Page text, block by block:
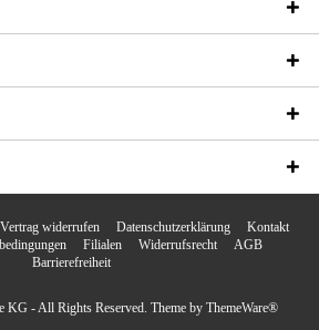
Vertrag widerrufen Datenschutzerklärung
Kontakt
Filialen Widerrufsrecht
AGB
Barrierefreiheit
KG - All Rights Reserved. Theme by ThemeWare®